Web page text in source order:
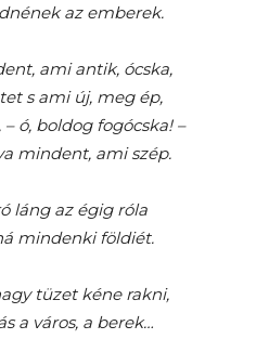
az emberek.
ami antik, ócska,
s ami új, meg ép,
ó, boldog fogócska! –
mindent, ami szép.
láng az égig róla
mindenki földiét.
tüzet kéne rakni,
a város, a berek…